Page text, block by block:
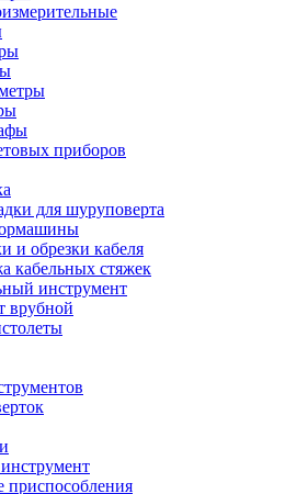
приборов
для шуруповерта
и обрезки кабеля
кабельных стяжек
инструмент
врубной
приспособления